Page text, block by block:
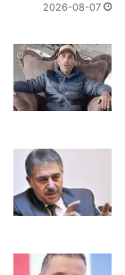
2026-08-07